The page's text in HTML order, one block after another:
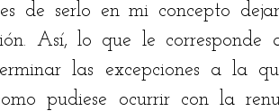
de serlo en mi concepto
Así, lo que le
las excepciones a la
pudiese ocurrir con la